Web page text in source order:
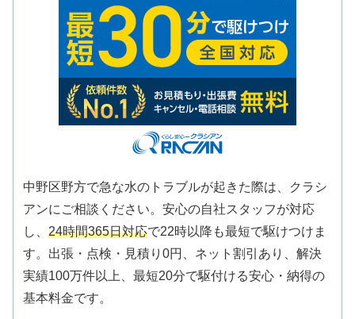
中野区野方で急な水のトラブルが起きた際は、クラシ
アンにご相談ください。安心の自社スタッフが対応
し、24時間365日対応で22時以降も最短で駆けつけま
す。出張・点検・見積り0円、ネット割引あり、解決
実績100万件以上、最短20分で駆付ける安心・納得の
基本料金です。